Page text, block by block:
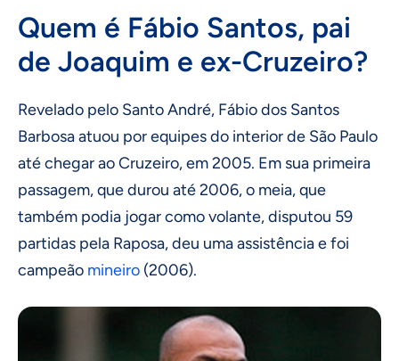
Quem é Fábio Santos, pai
de Joaquim e ex-Cruzeiro?
Revelado pelo Santo André, Fábio dos Santos
Barbosa atuou por equipes do interior de São Paulo
até chegar ao Cruzeiro, em 2005. Em sua primeira
passagem, que durou até 2006, o meia, que
também podia jogar como volante, disputou 59
partidas pela Raposa, deu uma assistência e foi
campeão mineiro (2006).